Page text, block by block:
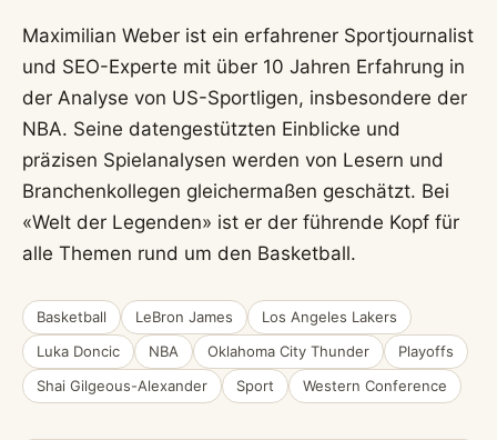
Maximilian Weber ist ein erfahrener Sportjournalist
und SEO-Experte mit über 10 Jahren Erfahrung in
der Analyse von US-Sportligen, insbesondere der
NBA. Seine datengestützten Einblicke und
präzisen Spielanalysen werden von Lesern und
Branchenkollegen gleichermaßen geschätzt. Bei
«Welt der Legenden» ist er der führende Kopf für
alle Themen rund um den Basketball.
Basketball LeBron James
Los Angeles Lakers
Luka Doncic
NBA Oklahoma City Thunder
Playoffs
Shai Gilgeous-Alexander
Sport Western Conference